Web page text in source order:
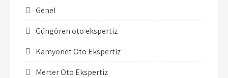
Genel
Güngören oto ekspertiz
Kamyonet Oto Ekspertiz
Merter Oto Ekspertiz